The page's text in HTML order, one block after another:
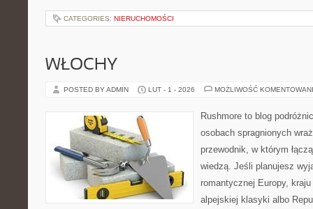
CATEGORIES: NIERUCHOMOŚCI
WŁOCHY
POSTED BY ADMIN LUT - 1 - 2026 MOŻLIWOŚĆ
Rushmore to blog
osobach spragnionych
przewodnik, w którym
wiedzą. Jeśli planujesz
romantycznej Europy,
alpejskiej klasyki albo